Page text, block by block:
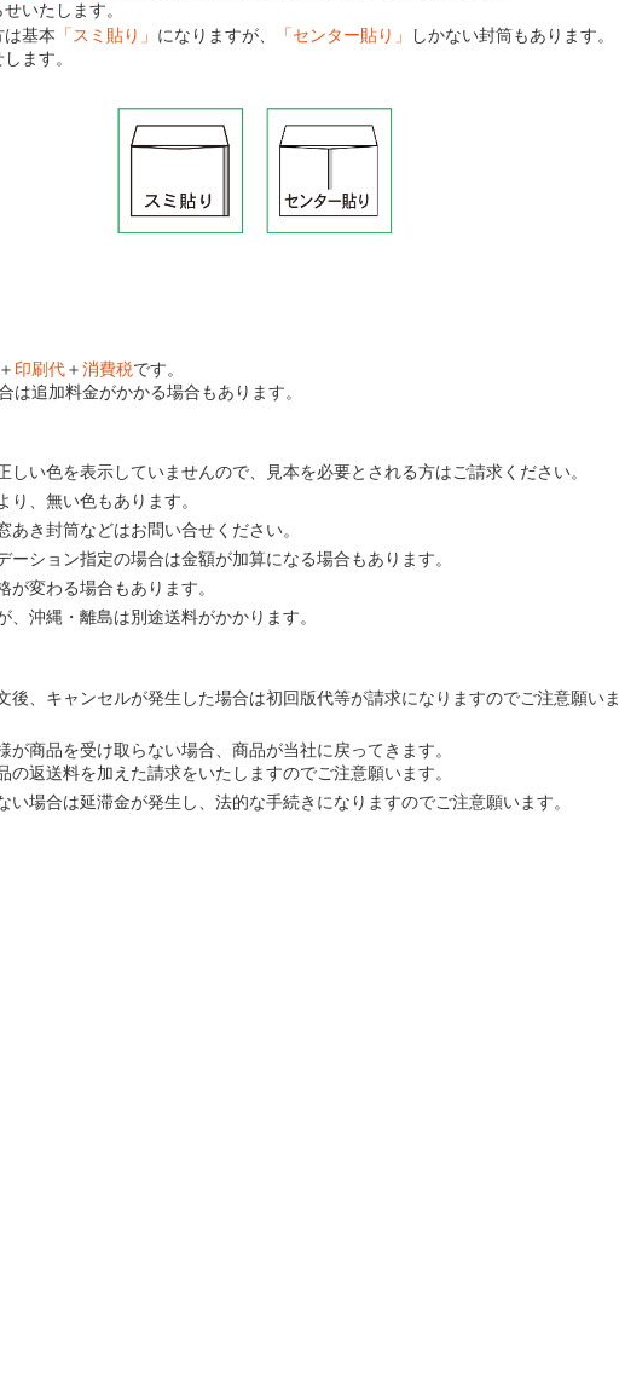
いたします。
は基本 「スミ貼り」 になりますが、 「センター貼り」
しかない封筒もあります。
ます。
＋ 印刷代 ＋ 消費税です。
は追加料金がかかる場合もあります。
しい色を表示していませんので、見本を必要とされる方はご請求ください。
り、無い色もあります。
あき封筒などはお問い合せください。
ーション指定の場合は金額が加算になる場合もあります。
が変わる場合もあります。
、沖縄・離島は別途送料がかかります。
後、キャンセルが発生した場合は初回版代等が請求になりますのでご注意願いま
が商品を受け取らない場合、商品が当社に戻ってきます。
の返送料を加えた請求をいたしますのでご注意願います。
い場合は延滞金が発生し、法的な手続きになりますのでご注意願います。